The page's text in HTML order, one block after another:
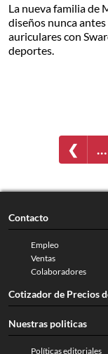
La nueva familia de
diseños nunca
auriculares con
deportes.
❮ …
Contacto
Empleo
Ventas
Colaboradores
Cotizador de Precios
Nuestras politicas
Políticas editoriales